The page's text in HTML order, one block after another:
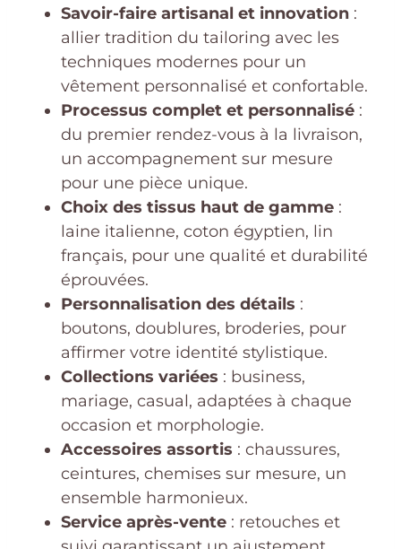
Savoir-faire artisanal et innovation :
allier tradition du tailoring avec les
techniques modernes pour un
vêtement personnalisé et confortable.
Processus complet et personnalisé :
du premier rendez-vous à la livraison,
un accompagnement sur mesure
pour une pièce unique.
Choix des tissus haut de gamme :
laine italienne, coton égyptien, lin
français, pour une qualité et durabilité
éprouvées.
Personnalisation des détails :
boutons, doublures, broderies, pour
affirmer votre identité stylistique.
Collections variées : business,
mariage, casual, adaptées à chaque
occasion et morphologie.
Accessoires assortis : chaussures,
ceintures, chemises sur mesure, un
ensemble harmonieux.
Service après-vente : retouches et